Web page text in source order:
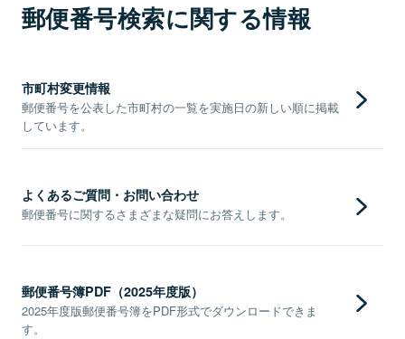
郵便番号検索に関する情報
市町村変更情報
郵便番号を公表した市町村の一覧を実施日の新しい順に掲載
しています。
よくあるご質問・お問い合わせ
郵便番号に関するさまざまな疑問にお答えします。
郵便番号簿PDF（2025年度版）
2025年度版郵便番号簿をPDF形式でダウンロードできま
す。